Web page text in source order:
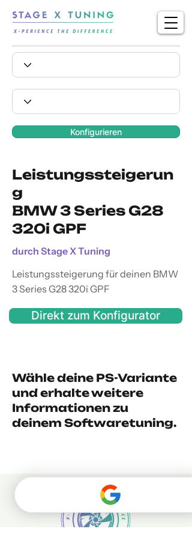
Konfigurieren
Leistungssteigerun
g
BMW 3 Series G28
320i GPF
durch Stage X Tuning
Leistungssteigerung für deinen BMW
3 Series G28 320i GPF
Direkt zum Konfigurator
Wähle deine PS-Variante
und erhalte weitere
Informationen zu
deinem Softwaretuning.